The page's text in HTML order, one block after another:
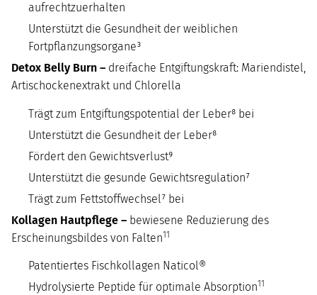
aufrechtzuerhalten
Unterstützt die Gesundheit der weiblichen
Fortpflanzungsorgane³
Detox Belly Burn – dreifache Entgiftungskraft: Mariendistel,
Artischockenextrakt und Chlorella
Trägt zum Entgiftungspotential der Leber⁸ bei
Unterstützt die Gesundheit der Leber⁸
Fördert den Gewichtsverlust⁹
Unterstützt die gesunde Gewichtsregulation⁷
Trägt zum Fettstoffwechsel⁷ bei
Kollagen Hautpflege – bewiesene Reduzierung des
Erscheinungsbildes von Falten11
Patentiertes Fischkollagen Naticol®
Hydrolysierte Peptide für optimale Absorption11